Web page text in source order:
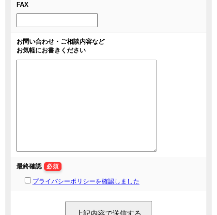
FAX
お問い合わせ・ご相談内容など
お気軽にお書きください
最終確認 必須
プライバシーポリシーを確認しました